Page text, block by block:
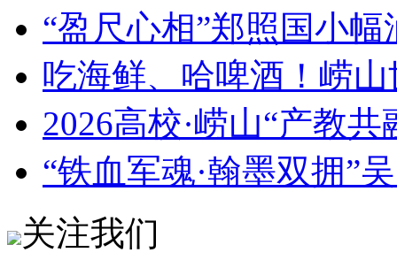
“盈尺心相”郑照国小
吃海鲜、哈啤酒！崂
2026高校·崂山“产教共
“铁血军魂·翰墨双拥”
关注我们